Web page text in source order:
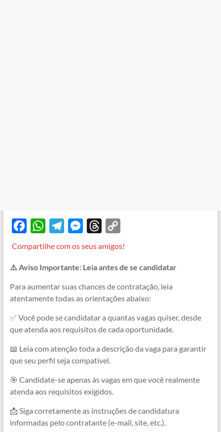
e
b
o
o
k
W
t
s
A
p
p
e
g
r
a
m
M
s
e
n
g
e
e
a
d
s
y
L
i
n
k
Compartilhe com os seus amigos!
⚠️ Aviso Importante: Leia antes de se candidatar
Para aumentar suas chances de contratação, leia
atentamente todas as orientações abaixo:
✅ Você pode se candidatar a quantas vagas quiser, desde
que atenda aos requisitos de cada oportunidade.
📖 Leia com atenção toda a descrição da vaga para garantir
que seu perfil seja compatível.
🎯 Candidate-se apenas às vagas em que você realmente
atenda aos requisitos exigidos.
📩 Siga corretamente as instruções de candidatura
informadas pelo contratante (e-mail, site, etc.).